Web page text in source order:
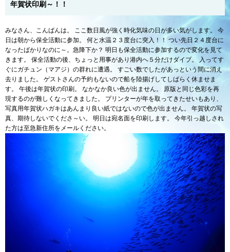
年賀状印刷～！！
みなさん、こんばんは。 ここ数日風が強く時化気味の日が多い気がします。 今
日は朝から保全活動に参加。 何と水温２３度台に突入！！ つい先日２４度台に
なったばかりなのに～。急降下か？ 明日も保全活動に参加するので変化を見て
きます。 保全活動の後、ちょっと用事があり港内へ５分だけダイブ。 入ってす
ぐにガチュン（マアジ）の群れに遭遇。 すごい数でしたがあっという間に消え
去りました。 ゲストさんの予約もないので船を陸揚げしてしばらく休ませま
す。 午後は年賀状の印刷。 なかなか良い色が出ません。 原版と同じ色彩を再
現するのが難しくなってきました。 プリンターが年を取ってきたせいもあり、
写真用年賀状ハガキはあんまり良い紙ではないので色が出ません。 年賀状の写
真、期待しないでくださ～い。 明日は宛名面を印刷します。 今年引っ越しされ
た方は至急新住所をメールください。